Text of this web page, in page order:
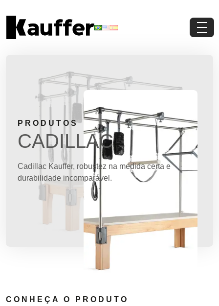
Contato
Materiais Gratuitos
Solicite um Orçamento
PRODUTOS
CADILLAC
Cadillac Kauffer, robustez na medida certa e
durabilidade incomparável.
CONHEÇA O PRODUTO